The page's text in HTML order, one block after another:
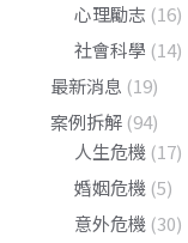
心理勵志 (16)
社會科學 (14)
最新消息 (19)
案例拆解 (94)
人生危機 (17)
婚姻危機 (5)
意外危機 (30)